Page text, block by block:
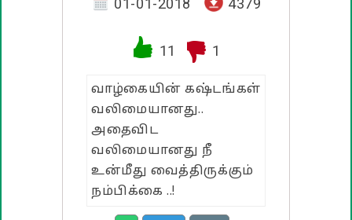
பண்டிகை வாழ்த்துக்கள்
01-01-2018 4379
11 1
வாழ்கையின் கஷ்டங்கள்
வலிமையானது..
அதைவிட
வலிமையானது நீ
உன்மீது வைத்திருக்கும்
நம்பிக்கை ..!